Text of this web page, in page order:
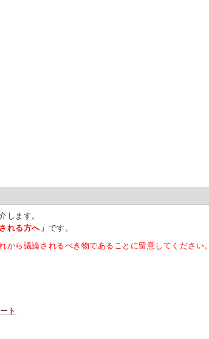
します。
れる方へ」 です。
から議論されるべき物であることに留意してください。
ト